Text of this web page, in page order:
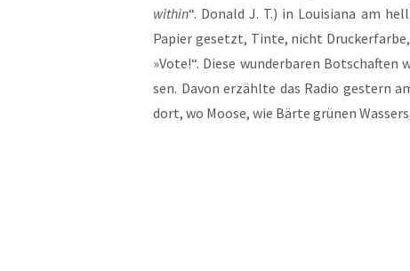
within“. Donald J. T.) in Loui­sia­na am
Papier gesetzt, Tin­te, nicht
»Vote!“. Die­se wun­der­ba­ren
sen. Davon erzähl­te das Radio ges­tern
dort, wo Moo­se, wie Bär­te grü­nen